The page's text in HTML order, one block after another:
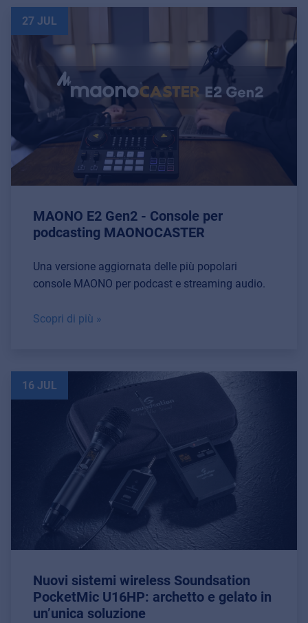
27 JUL
MAONO E2 Gen2 - Console per
podcasting MAONOCASTER
Una versione aggiornata delle più popolari
console MAONO per podcast e streaming audio.
Scopri di più »
16 JUL
Nuovi sistemi wireless Soundsation
PocketMic U16HP: archetto e gelato in
un’unica soluzione